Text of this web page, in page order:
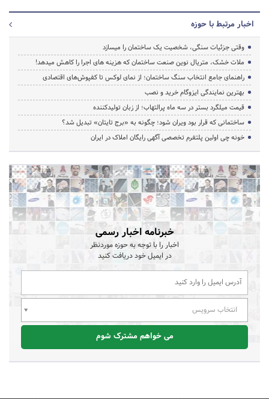
اخبار مرتبط با حوزه
وقتی جزئیات سنگی، شخصیت یک ساختمان را میسازد
ملات خشک، متریال نوین صنعت ساختمان که هزینه‌ های اجرا را کاهش میدهد!
راهنمای جامع انتخاب سنگ ساختمان؛ از نمای لوکس تا کفپوش‌های اقتصادی
بهترین نمایندگی ایزوگام خرید و نصب
قیمت میلگرد بستر در سه ماه پرالتهاب؛ از زبان تولیدکننده
ساختمانی که قرار بود ویران شود؛ چگونه به «برج تایتان» تبدیل شد؟
خونه چی اولین پلتفرم تخصصی آگهی رایگان املاک در ایران
خبرنامه اخبار رسمی
اخبار را با توجه به حوزه موردنظر
در ایمیل خود دریافت کنید
انتخاب سرویس
می خواهم مشترک شوم